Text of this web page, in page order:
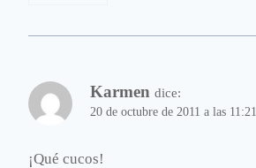
Karmen dice:
20 de octubre de 2011 a las 11:21
¡Qué cucos!